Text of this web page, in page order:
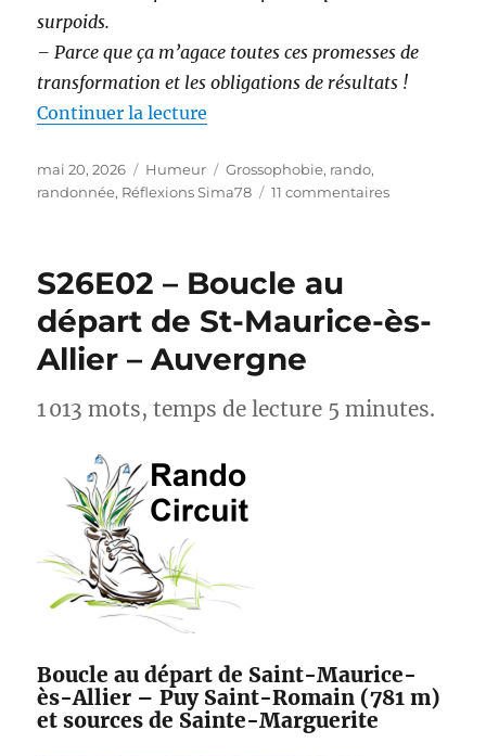
surpoids.
– Parce que ça m’agace toutes ces promesses de
transformation et les obligations de résultats !
Continuer la lecture
Publié
le
mai 20, 2026 Catégories
Humeur Étiquettes
Grossophobie, rando,
randonnée, Réflexions Sima78 11 commentairessur
et
avec
S26E02 – Boucle au
départ de St-Maurice-ès-
Allier – Auvergne
1 013 mots, temps de lecture 5 minutes.
Boucle au départ de Saint-Maurice-
ès-Allier – Puy Saint-Romain (781 m)
et sources de Sainte-Marguerite